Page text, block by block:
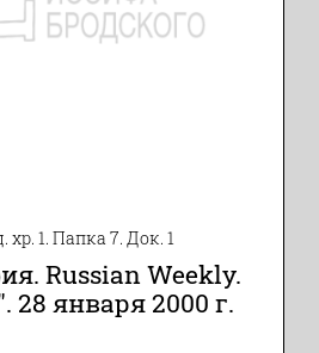
хр. 1. Папка 7. Док. 1
Russian Weekly.
28 января 2000 г.